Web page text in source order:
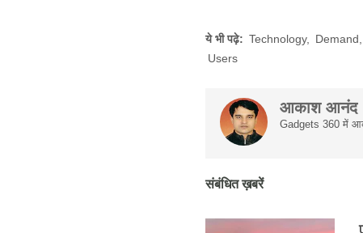
ये भी पढ़े: Technology, Demand
Users
आकाश आनंद
Gadgets 360 में
संबंधित ख़बरें